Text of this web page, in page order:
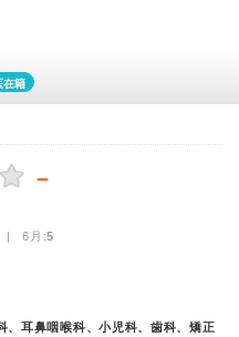
在籍
－
| 6月:5
、耳鼻咽喉科、小児科、歯科、矯正